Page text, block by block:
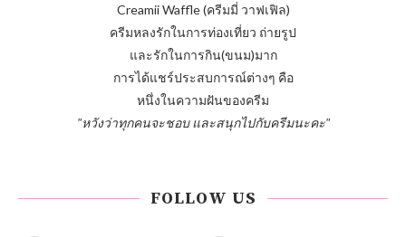
Creamii Waffle (ครีมมี่ วาฟเฟิล)
ครีมหลงรักในการท่องเที่ยว ถ่ายรูป
และรักในการกิน(ขนม)มาก
การได้แชร์ประสบการณ์ต่างๆ คือ
หนึ่งในความฝันของครีม
"หวังว่าทุกคนจะชอบ และสนุกไปกับครีมนะคะ"
FOLLOW US